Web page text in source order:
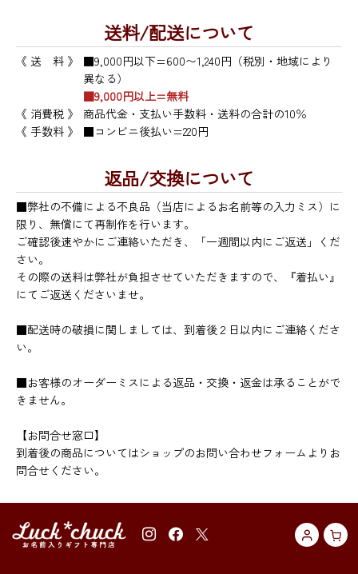
送料/配送について
《 送 料 》
■9,000円以下=600〜1,240円（税別・地域により
異なる）
■9,000円以上=無料
《 消費税 》
商品代金・支払い手数料・送料の合計の10％
《 手数料 》
■コンビニ後払い=220円
返品/交換について
■弊社の不備による不良品（当店によるお名前等の入力ミス）に
限り、無償にて再制作を行います。
ご確認後速やかにご連絡いただき、「一週間以内にご返送」くだ
さい。
その際の送料は弊社が負担させていただきますので、『着払い』
にてご返送くださいませ。
■配送時の破損に関しましては、到着後２日以内にご連絡くださ
い。
■お客様のオーダーミスによる返品・交換・返金は承ることがで
きません。
【お問合せ窓口】
到着後の商品についてはショップのお問い合わせフォームよりお
問合せください。